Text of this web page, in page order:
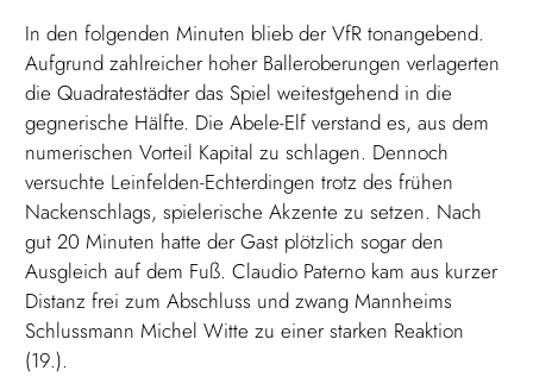
In den folgenden Minuten blieb der VfR tonangebend.
Aufgrund zahlreicher hoher Balleroberungen verlagerten
die Quadratestädter das Spiel weitestgehend in die
gegnerische Hälfte. Die Abele-Elf verstand es, aus dem
numerischen Vorteil Kapital zu schlagen. Dennoch
versuchte Leinfelden-Echterdingen trotz des frühen
Nackenschlags, spielerische Akzente zu setzen. Nach
gut 20 Minuten hatte der Gast plötzlich sogar den
Ausgleich auf dem Fuß. Claudio Paterno kam aus kurzer
Distanz frei zum Abschluss und zwang Mannheims
Schlussmann Michel Witte zu einer starken Reaktion
(19.).